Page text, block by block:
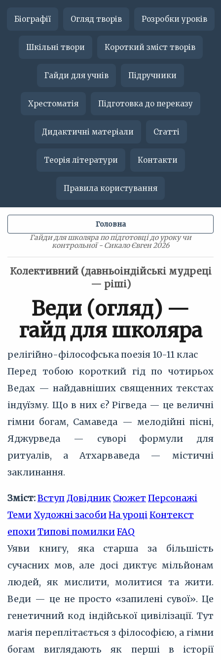
Біографії Огляд творів Розробки уроків
Шкільні твори Короткий зміст творів
Гайди для учнів Підручники
Хрестоматія Підготовка до переказу
Дидактичні матеріали Статті
Теорія літератури Контакти
Правила користування
Гайди для школяра по підготовці до уроку чи
контрольної - Сикало Євген 2026
Головна
Колективний (давньоіндійські мудреці
— ріші)
Веди (огляд) —
гайд для школяра
релігійно-філософська поезія 10-11 клас
Перед тобою короткий гід по чотирьох
Ведах — найдавніших священних текстах
індуїзму. Що в них є? Рігведа — це величні
гімни богам, Самаведа — мелодійні пісні,
Яджурведа — суворі формули для
ритуалів, а Атхарваведа — містичні
заклинання.
Зміст:ВступДовідник Сюжет Персонажі
ТемиХудожні засобиНа уроці Контекст
епохиТипові помилкиFAQ
Уяви книгу, яка старша за більшість
сучасних мов, але досі диктує мільйонам
людей, як мислити, молитися та жити.
Веди — це не просто «запилені сувої». Це
генетичний код індійської цивілізації. Тут
магія переплітається з філософією, а гімни
богам виглядають як перші в історії